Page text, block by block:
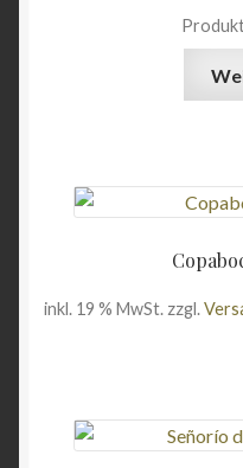
inkl. 19 % MwSt.zzgl.